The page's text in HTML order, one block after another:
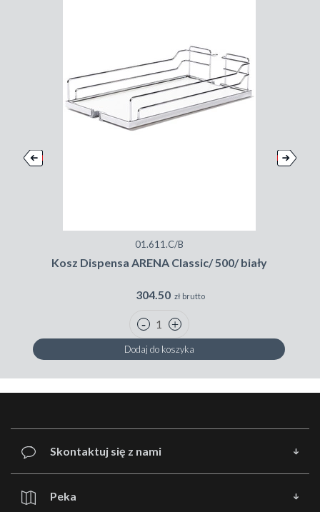
01.611.C/B
Kosz Dispensa ARENA Classic/ 500/ biały
304.50 zł brutto
Dodaj do koszyka
Skontaktuj się z nami
Peka